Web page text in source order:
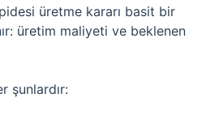
pidesi üretme kararı basit bir
üretim maliyeti ve beklenen
şunlardır: